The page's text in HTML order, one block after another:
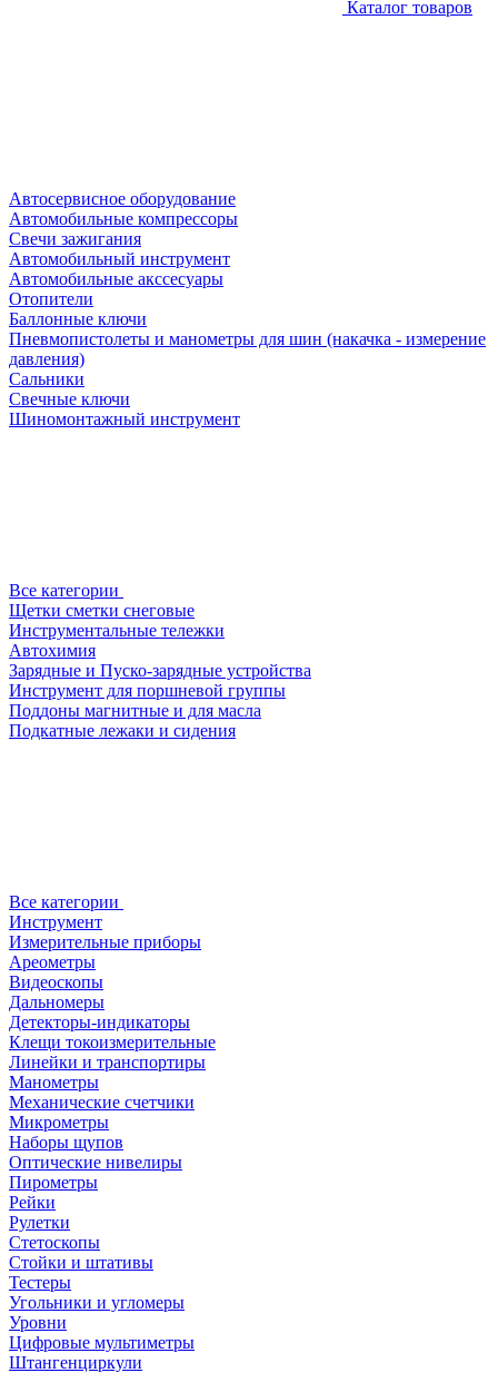
Каталог товаров
Автосервисное оборудование
Автомобильные компрессоры
Свечи зажигания
Автомобильный инструмент
Автомобильные акссесуары
Отопители
Баллонные ключи
Пневмопистолеты и манометры для шин (накачка - измерение
давления)
Сальники
Свечные ключи
Шиномонтажный инструмент
Все категории
Щетки сметки снеговые
Инструментальные тележки
Автохимия
Зарядные и Пуско-зарядные устройства
Инструмент для поршневой группы
Поддоны магнитные и для масла
Подкатные лежаки и сидения
Все категории
Инструмент
Измерительные приборы
Ареометры
Видеоскопы
Дальномеры
Детекторы-индикаторы
Клещи токоизмерительные
Линейки и транспортиры
Манометры
Механические счетчики
Микрометры
Наборы щупов
Оптические нивелиры
Пирометры
Рейки
Рулетки
Стетоскопы
Стойки и штативы
Тестеры
Угольники и угломеры
Уровни
Цифровые мультиметры
Штангенциркули